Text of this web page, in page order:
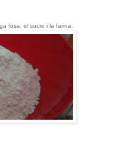
fosa, el sucre i la farina.